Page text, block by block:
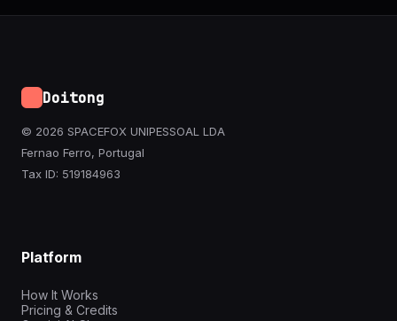
Doitong
© 2026 SPACEFOX UNIPESSOAL LDA
Fernao Ferro, Portugal
Tax ID: 519184963
Platform
How It Works
Pricing & Credits